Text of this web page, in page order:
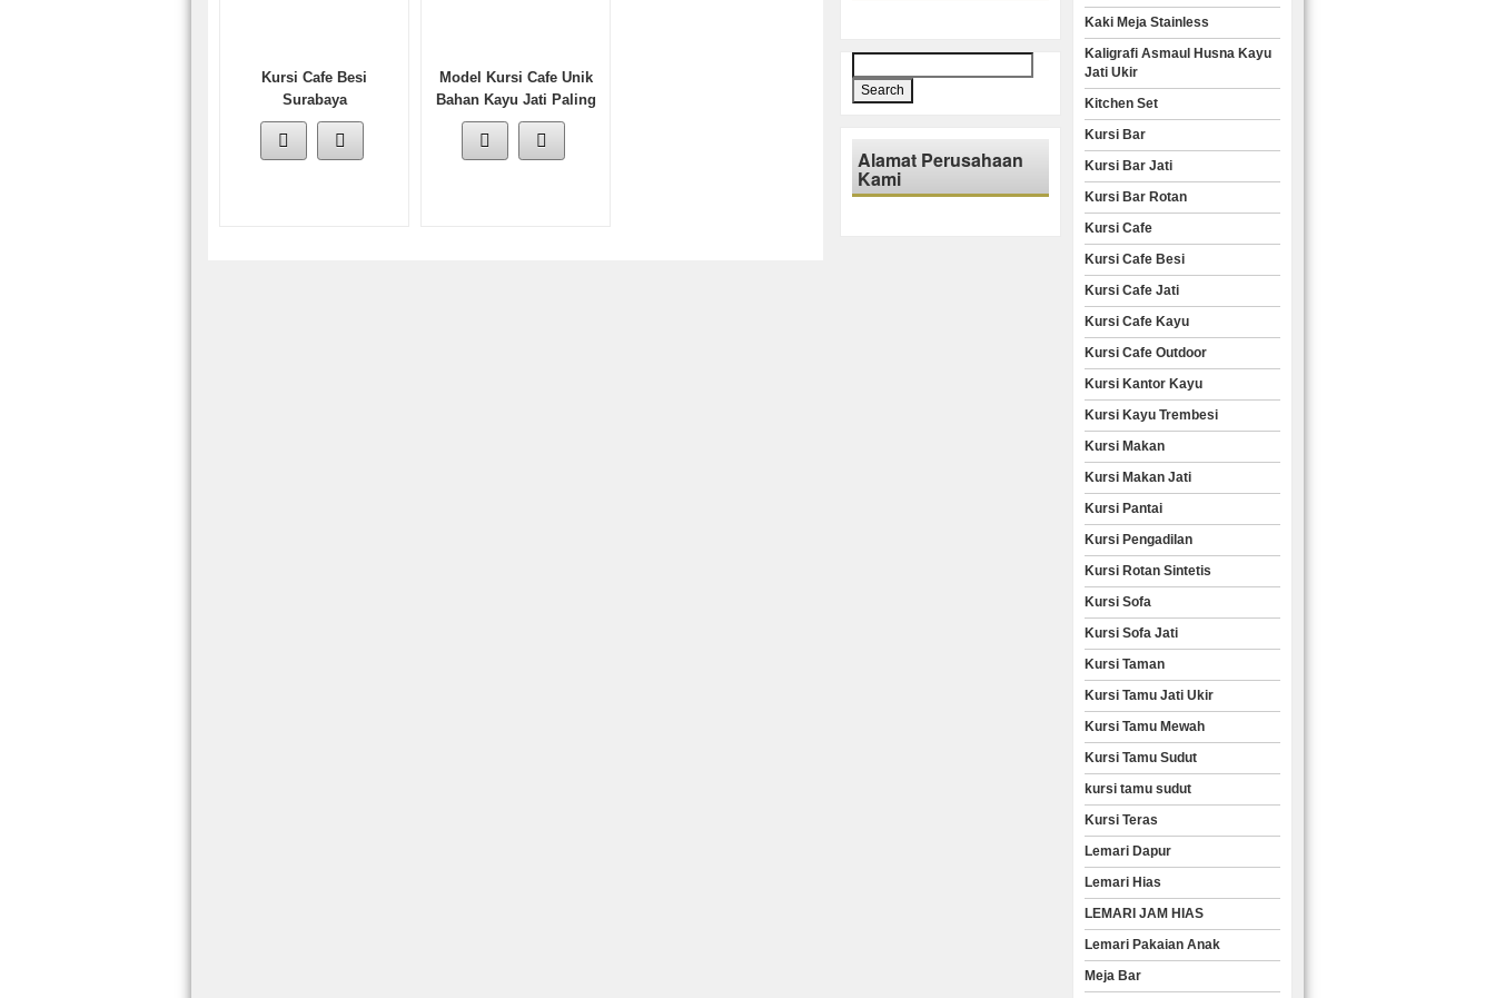
Kursi Cafe Besi
Surabaya
Model Kursi Cafe Unik
Bahan Kayu Jati Paling
Top
for:
Alamat Perusahaan
Kami
Kaki Meja Stainless
Kaligrafi Asmaul Husna Kayu
Jati Ukir
Kitchen Set
Kursi Bar
Kursi Bar Jati
Kursi Bar Rotan
Kursi Cafe
Kursi Cafe Besi
Kursi Cafe Jati
Kursi Cafe Kayu
Kursi Cafe Outdoor
Kursi Kantor Kayu
Kursi Kayu Trembesi
Kursi Makan
Kursi Makan Jati
Kursi Pantai
Kursi Pengadilan
Kursi Rotan Sintetis
Kursi Sofa
Kursi Sofa Jati
Kursi Taman
Kursi Tamu Jati Ukir
Kursi Tamu Mewah
Kursi Tamu Sudut
kursi tamu sudut
Kursi Teras
Lemari Dapur
Lemari Hias
LEMARI JAM HIAS
Lemari Pakaian Anak
Meja Bar